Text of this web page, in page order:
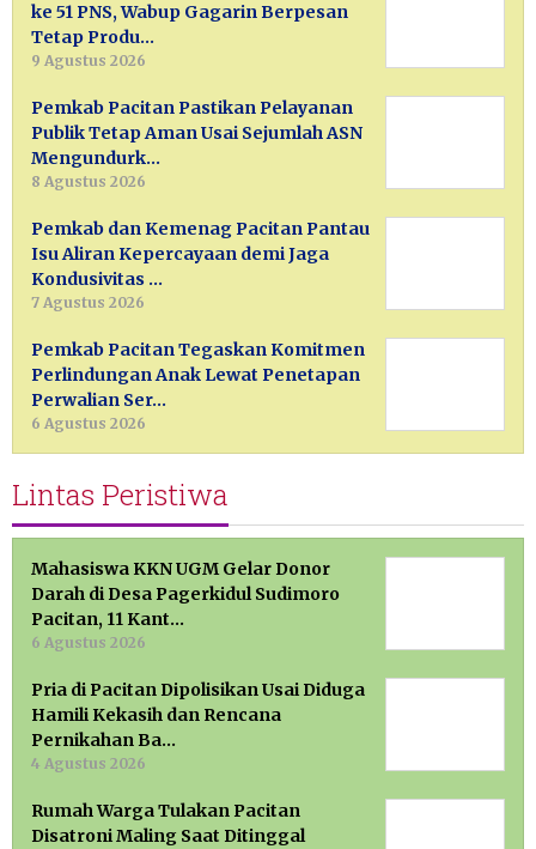
ke 51 PNS, Wabup Gagarin Berpesan
Tetap Produ…
9 Agustus 2026
Pemkab Pacitan Pastikan Pelayanan
Publik Tetap Aman Usai Sejumlah ASN
Mengundurk…
8 Agustus 2026
Pemkab dan Kemenag Pacitan Pantau
Isu Aliran Kepercayaan demi Jaga
Kondusivitas …
7 Agustus 2026
Pemkab Pacitan Tegaskan Komitmen
Perlindungan Anak Lewat Penetapan
Perwalian Ser…
6 Agustus 2026
Lintas Peristiwa
Mahasiswa KKN UGM Gelar Donor
Darah di Desa Pagerkidul Sudimoro
Pacitan, 11 Kant…
6 Agustus 2026
Pria di Pacitan Dipolisikan Usai Diduga
Hamili Kekasih dan Rencana
Pernikahan Ba…
4 Agustus 2026
Rumah Warga Tulakan Pacitan
Disatroni Maling Saat Ditinggal